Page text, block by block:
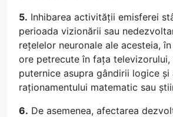
5. Inhibarea activității emisferei
perioada vizionării sau
rețelelor neuronale ale acesteia,
ore petrecute în fața televizorului,
puternice asupra gândirii logice și
raționamentului matematic sau
6. De asemenea, afectarea